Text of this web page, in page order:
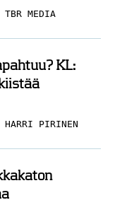
TBR MEDIA
KL:
HARRI PIRINEN